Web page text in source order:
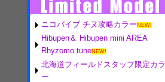
ニコバイブ チヌ攻略カラー NEW!
Hibupen＆ Hibupen mini AREA
Rhyzomo tuneNEW!
北海道フィールドスタッフ限定カラ
ー